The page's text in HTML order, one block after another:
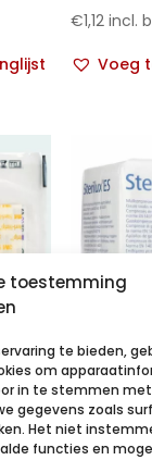
toestemming
te bieden,
om
in te stemmen
gegevens zoals
Het niet
functies en
€1,12 incl.
Voeg